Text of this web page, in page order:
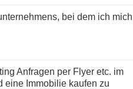
eine Immobilie kaufen zu